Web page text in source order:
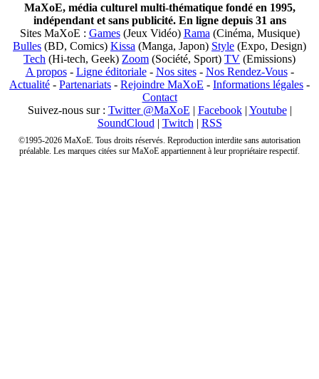
MaXoE, média culturel multi-thématique fondé en 1995,
indépendant et sans publicité. En ligne depuis 31 ans
Sites MaXoE : Games(Jeux Vidéo) Rama (Cinéma, Musique)
Bulles (BD, Comics) Kissa (Manga, Japon) Style (Expo, Design)
Tech (Hi-tech, Geek) Zoom (Société, Sport) TV (Emissions)
A propos- Ligne éditoriale- Nos sites- Nos Rendez-Vous-
Actualité - Partenariats - Rejoindre MaXoE - Informations légales -
Contact
Suivez-nous sur : Twitter @MaXoE | Facebook| Youtube|
SoundCloud | Twitch | RSS
©1995-2026 MaXoE. Tous droits réservés. Reproduction interdite sans autorisation
préalable. Les marques citées sur MaXoE appartiennent à leur propriétaire respectif.